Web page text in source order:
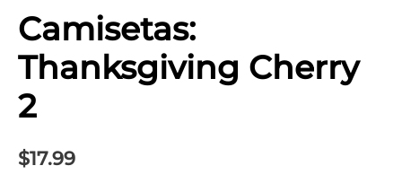
Camisetas:
Thanksgiving Cherry
2
$17.99
Cherry
2
cantidad